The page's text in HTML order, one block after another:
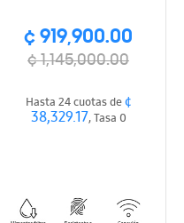
¢ 919,900.00
¢ 1,145,000.00
Hasta 24 cuotas de¢
38,329.17, Tasa 0